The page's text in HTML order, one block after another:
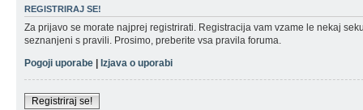
REGISTRIRAJ SE!
Za prijavo se morate najprej registrirati. Registracija vam vzame le nekaj
seznanjeni s pravili. Prosimo, preberite vsa pravila foruma.
Pogoji uporabe
Izjava o uporabi
Registriraj se!